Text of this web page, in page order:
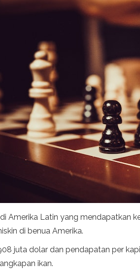
Amerika Latin yang mendapatkan
di benua Amerika.
juta dolar dan pendapatan per
ikan.